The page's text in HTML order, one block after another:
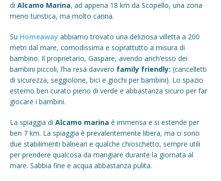
di Alcamo Marina, ad appena 18 km da Scopello, una zona
meno turistica, ma molto carina.
Su Homeaway abbiamo trovato una deliziosa villetta a 200
metri dal mare, comodissima e soprattutto a misura di
bambino. Il proprietario, Gaspare, avendo anch’esso dei
bambini piccoli, l’ha resa davvero family friendly: (cancelletti
di sicurezza, seggiolone, bici e giochi per bambini). Lo spazio
esterno ben curato pieno di verde e abbastanza sicuro per far
giocare i bambini.
La spiaggia di Alcamo marina è immensa e si estende per
ben 7 km. La spiaggia è prevalentemente libera, ma ci sono
due stabilimenti balneari e qualche chioschetto, sempre utili
per prendere qualcosa da mangiare durante la giornata al
mare. Sabbia fine e acqua abbastanza pulita.